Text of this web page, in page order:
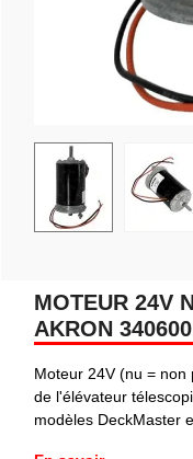
MOTEUR 24V
AKRON
Moteur 24V (nu =
de l'élévateur
modèles DeckMaster